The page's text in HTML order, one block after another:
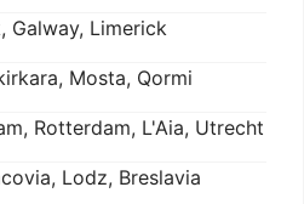
Galway, Limerick
Mosta, Qormi
Rotterdam, L'Aia, Utrecht
Lodz, Breslavia